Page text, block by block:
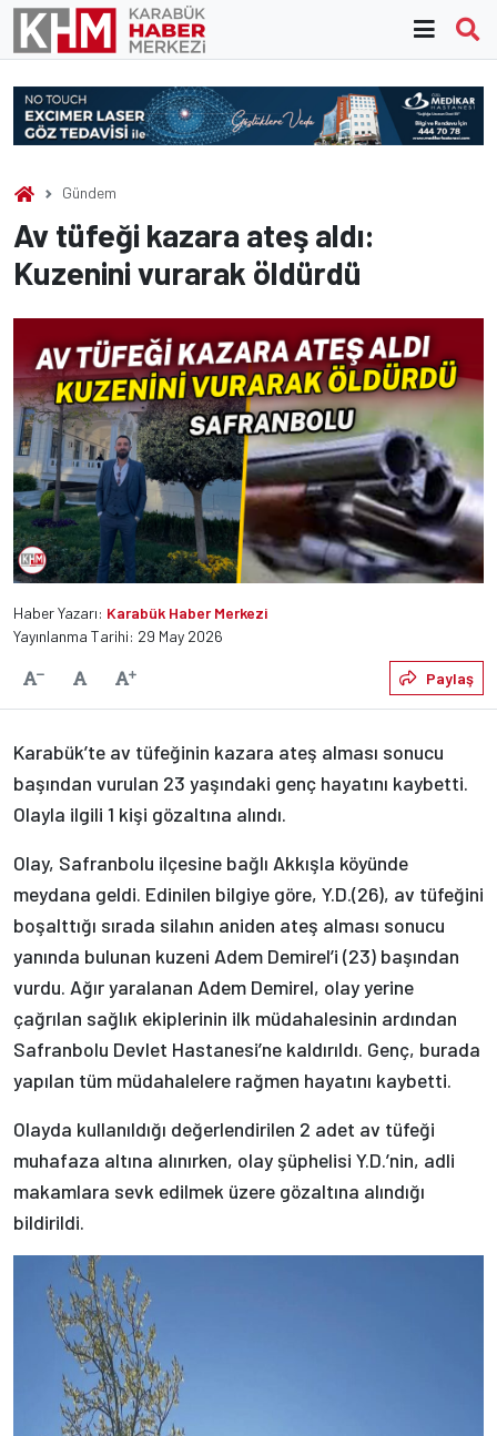
Skip
content
Gündem
Av tüfeği kazara ateş aldı:
Kuzenini vurarak öldürdü
Haber Yazarı: Karabük Haber Merkezi
Yayınlanma Tarihi: 29 May 2026
Yazıyı KüçültVarsayılanYazıyı Büyüt Paylaş
Karabük’te av tüfeğinin kazara ateş alması sonucu
başından vurulan 23 yaşındaki genç hayatını kaybetti.
Olayla ilgili 1 kişi gözaltına alındı.
Olay, Safranbolu ilçesine bağlı Akkışla köyünde
meydana geldi. Edinilen bilgiye göre, Y.D.(26), av tüfeğini
boşalttığı sırada silahın aniden ateş alması sonucu
yanında bulunan kuzeni Adem Demirel’i (23) başından
vurdu. Ağır yaralanan Adem Demirel, olay yerine
çağrılan sağlık ekiplerinin ilk müdahalesinin ardından
Safranbolu Devlet Hastanesi’ne kaldırıldı. Genç, burada
yapılan tüm müdahalelere rağmen hayatını kaybetti.
Olayda kullanıldığı değerlendirilen 2 adet av tüfeği
muhafaza altına alınırken, olay şüphelisi Y.D.’nin, adli
makamlara sevk edilmek üzere gözaltına alındığı
bildirildi.